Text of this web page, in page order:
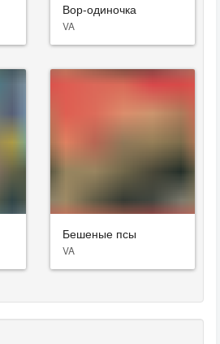
Вор-одиночка
VA
Бешеные псы
VA